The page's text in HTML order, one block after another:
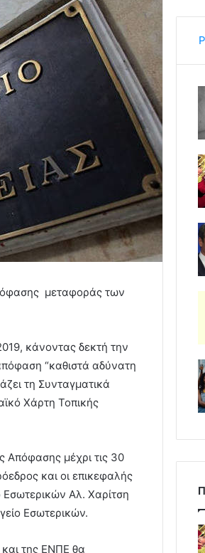
μεταφοράς των
κάνοντας δεκτή την
“καθιστά αδύνατη
τη Συνταγματικά
Χάρτη Τοπικής
μέχρι τις 30
και οι επικεφαλής
Αλ. Χαρίτση
Εσωτερικών.
της ΕΝΠΕ θα